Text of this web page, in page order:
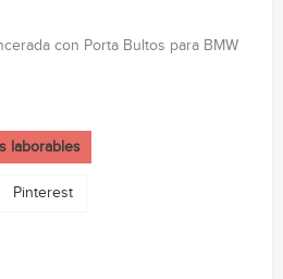
con Porta Bultos para BMW
laborables
Pinterest